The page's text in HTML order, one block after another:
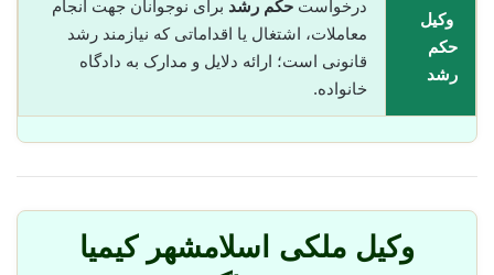
وکیل
حکم
رشد
درخواست حکم رشد برای نوجوانان جهت انجام
معاملات، اشتغال یا اقداماتی که نیازمند رشد
قانونی است؛ ارائه دلایل و مدارک به دادگاه
خانواده.
وکیل ملکی اسلامشهر کیمیا